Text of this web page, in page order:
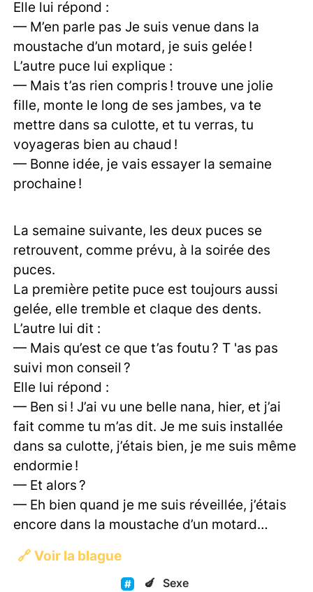
Elle lui répond :
— M’en parle pas Je suis venue dans la
moustache d’un motard, je suis gelée !
L’autre puce lui explique :
— Mais t’as rien compris ! trouve une jolie
fille, monte le long de ses jambes, va te
mettre dans sa culotte, et tu verras, tu
voyageras bien au chaud !
— Bonne idée, je vais essayer la semaine
prochaine !
La semaine suivante, les deux puces se
retrouvent, comme prévu, à la soirée des
puces.
La première petite puce est toujours aussi
gelée, elle tremble et claque des dents.
L’autre lui dit :
— Mais qu’est ce que t’as foutu ? T 'as pas
suivi mon conseil ?
Elle lui répond :
— Ben si ! J’ai vu une belle nana, hier, et j’ai
fait comme tu m’as dit. Je me suis installée
dans sa culotte, j’étais bien, je me suis même
endormie !
— Et alors ?
— Eh bien quand je me suis réveillée, j’étais
encore dans la moustache d’un motard…
🔗 Voir la blague
🍆 Sexe